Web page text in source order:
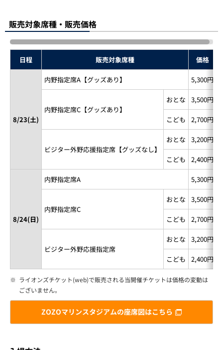
販売対象席種・販売価格
日程 販売対象席種 価格
8/23(土)
内野指定席A【グッズあり】 5,300円
内野指定席C【グッズあり】
おとな 3,500円
こども 2,700円
ビジター外野応援指定席【グッズなし】
おとな 3,200円
こども 2,400円
8/24(日)
内野指定席A 5,300円
内野指定席C
おとな 3,500円
こども 2,700円
ビジター外野応援指定席
おとな 3,200円
こども 2,400円
※ ライオンズチケット(web)で販売される当開催チケットは価格の変動は
ございません。
ZOZOマリンスタジアムの座席図はこちら